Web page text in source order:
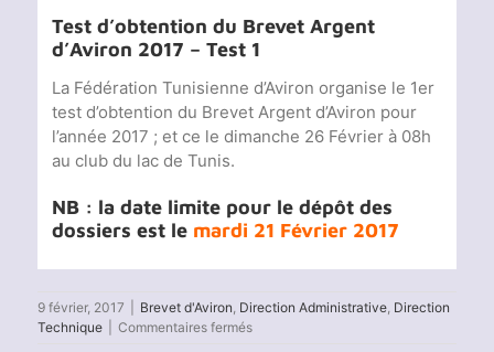
Test d’obtention du Brevet Argent
d’Aviron 2017 – Test 1
La Fédération Tunisienne d’Aviron organise le 1er
test d’obtention du Brevet Argent d’Aviron pour
l’année 2017 ; et ce le dimanche 26 Février à 08h
au club du lac de Tunis.
NB : la date limite pour le dépôt des
dossiers est le mardi 21 Février 2017
9 février, 2017 Brevet d'Aviron Direction Administrative, Direction
Technique
Commentaires ferméssur